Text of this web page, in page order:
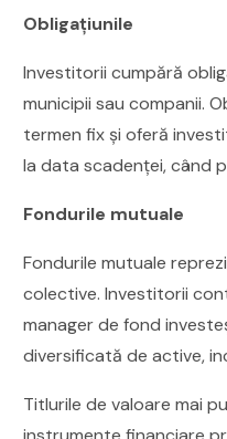
Obligațiunile
Investitorii cumpără
municipii sau companii.
termen fix și oferă
la data scadenței, când
Fondurile mutuale
Fondurile mutuale
colective. Investitorii
manager de fond
diversificată de active,
Titlurile de valoare mai